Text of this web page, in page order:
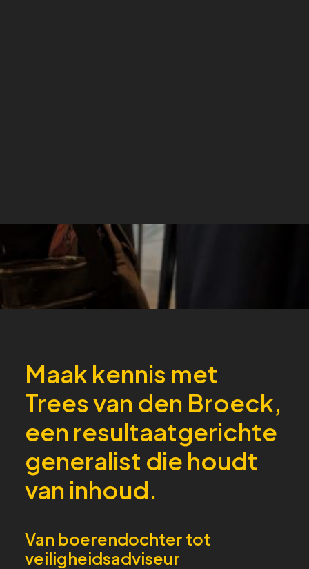
Maak kennis met
Trees van den Broeck,
een resultaatgerichte
generalist die houdt
van inhoud.
Van boerendochter tot
veiligheidsadviseur